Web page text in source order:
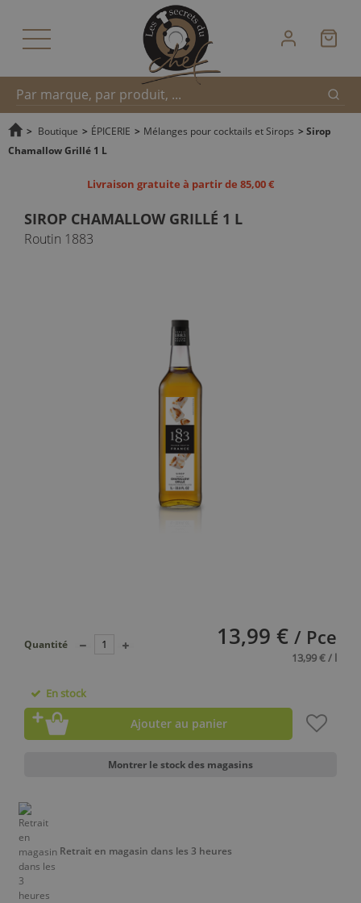
Recherche
> Boutique > ÉPICERIE > Mélanges pour cocktails et Sirops > Sirop
Chamallow Grillé 1 L
Livraison gratuite à partir de 85,00 €
SIROP CHAMALLOW GRILLÉ 1 L
Routin 1883
13,99 € / Pce
13,99 € / l
Quantité
En stock
Ajouter au panier
Montrer le stock des magasins
Retrait en magasin dans les 3 heures